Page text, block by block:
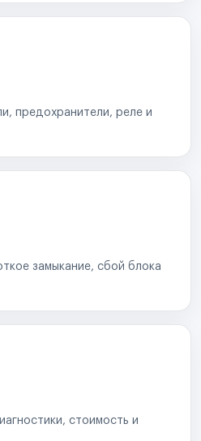
предохранители, реле и
замыкание, сбой блока
стоимость и